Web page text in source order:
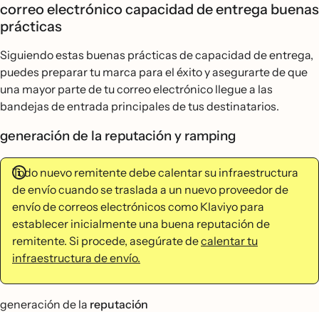
correo electrónico capacidad de entrega buenas
prácticas
Siguiendo estas buenas prácticas de capacidad de entrega,
puedes preparar tu marca para el éxito y asegurarte de que
una mayor parte de tu correo electrónico llegue a las
bandejas de entrada principales de tus destinatarios.
generación de la reputación y ramping
Todo nuevo remitente debe calentar su infraestructura
de envío cuando se traslada a un nuevo proveedor de
envío de correos electrónicos como Klaviyo para
establecer inicialmente una buena reputación de
remitente. Si procede, asegúrate decalentar tu
infraestructura de envío.
generación de la reputación